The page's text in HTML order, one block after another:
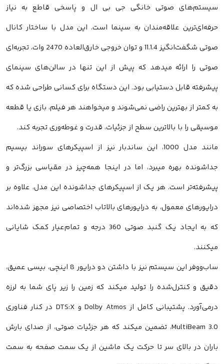
صوتی خانگی جی بی ال و پاسخی قاطع به نیاز
علاقه‌مندان به سینما است. این مدل با ساختار کانال
صوتی شگفت‌انگیز 11.1.4 و توان خروجی خارق‌العاده 2470 وات، تجربه‌ای
را ارائه میدهد که پیش از این تنها در سالن‌های سینمای
قابل دستیابی بود. این دستگاه برای کسانی طراحی شده که
از بهترین راضی نمی‌شوند و میخواهند هر فیلم، بازی یا قطعه
را با بالاترین سطح از جزئیات، قدرت و غوطه‌وری تجربه کند.
مانند مدل 1000، این ساندبار نیز از اسپیکرهای سوراند بیسیم
بهره میبرد، اما در اینجا همه‌چیز در مقیاسی بزرگ‌تر و
است. هر یک از اسپیکرهای جداشونده این مدل، علاوه بر
معمول، به درایورهای بالاتاب اختصاصی نیز مجهز شده‌اند
که به ایجاد یک گنبد صوتی 360 درجه و تمام‌عیار کمک شایانی
ساب‌ووفر این سیستم نیز با داشتن دو درایور 8 اینچی، بیسی عمیق،
و کنترل‌شده را تولید میکند که زمین را زیر پای شما به لرزه
درمی‌آورد. پشتیبانی کامل از Dolby Atmos و DTS:X در کنار فناوری
MultiBeam 3.0، تضمین میکند که هر جزئیات صوتی، از صدای بارش
در بالای سر تا حرکت یک ماشین از یک سمت صفحه به سمت